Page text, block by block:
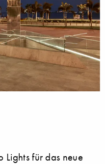
Lights für das neue